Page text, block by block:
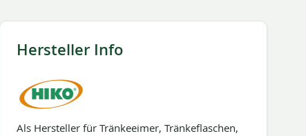
Hersteller Info
Als Hersteller für Tränkeeimer, Tränkeflaschen,